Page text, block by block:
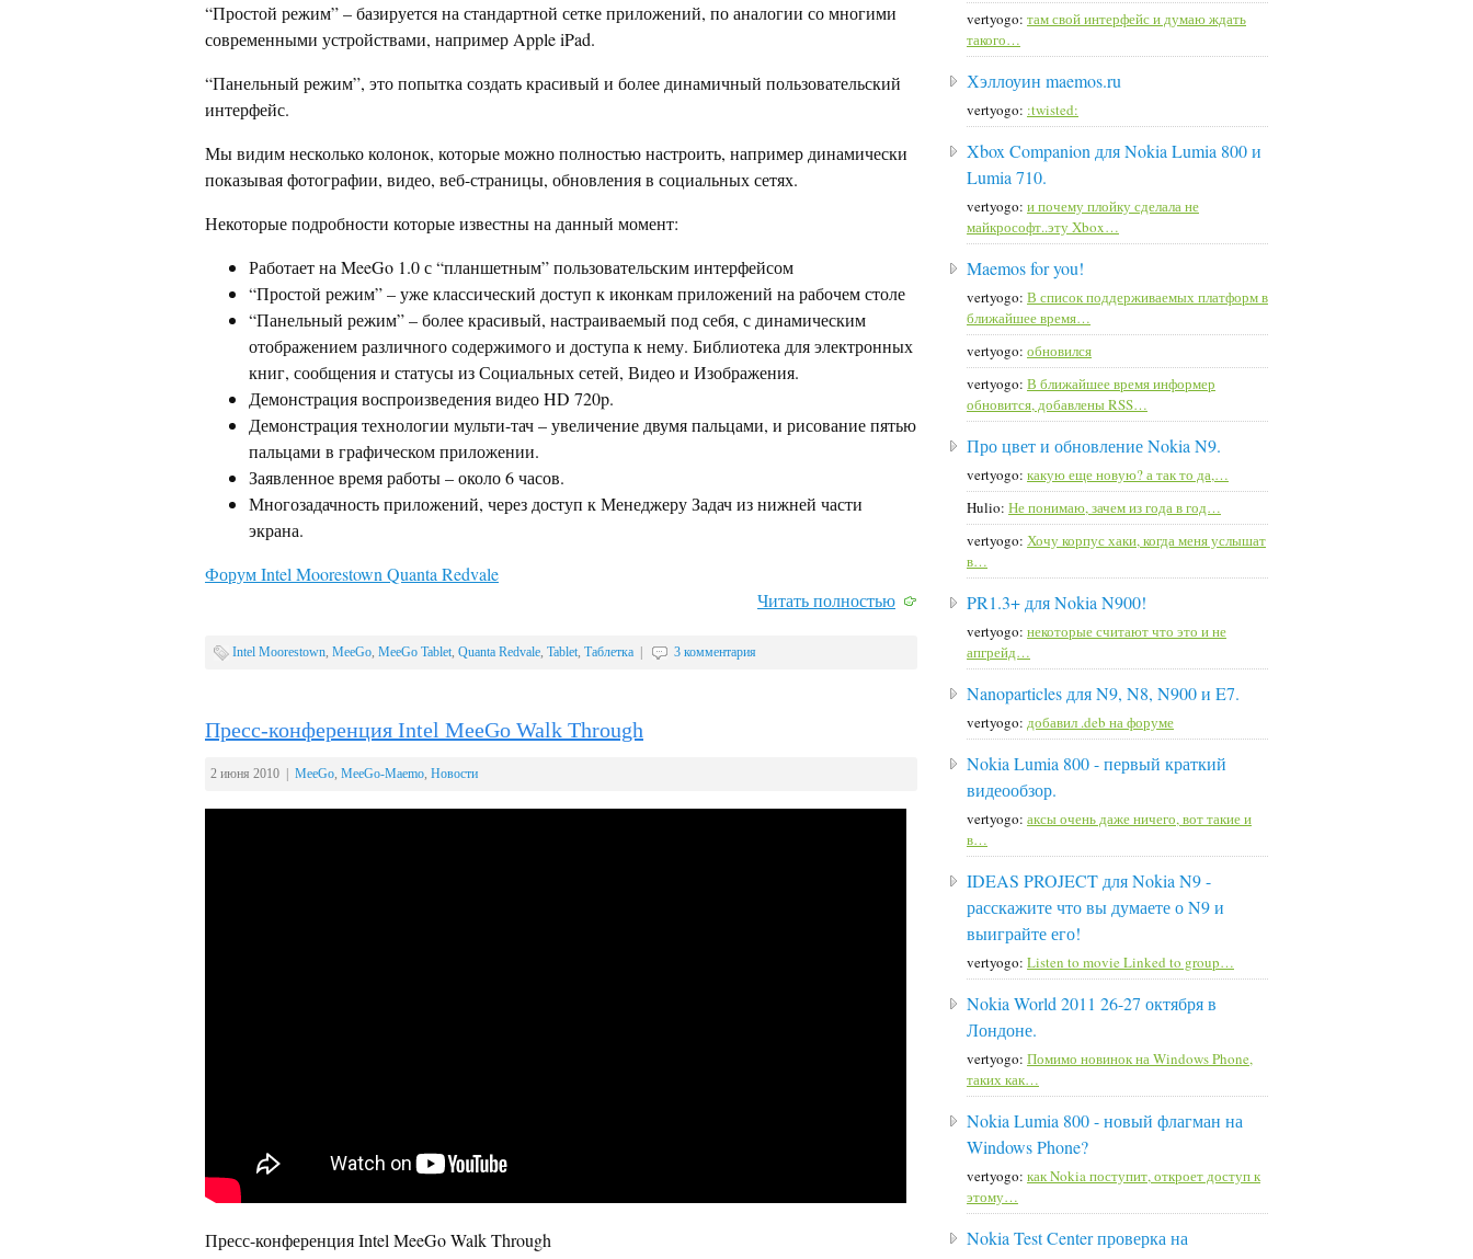
“Простой режим” – базируется на стандартной сетке приложений, по аналогии со многими
современными устройствами, например Apple iPad.
“Панельный режим”, это попытка создать красивый и более динамичный пользовательский
интерфейс.
Мы видим несколько колонок, которые можно полностью настроить, например динамически
показывая фотографии, видео, веб-страницы, обновления в социальных сетях.
Некоторые подробности которые известны на данный момент:
Работает на MeeGo 1.0 с “планшетным” пользовательским интерфейсом
“Простой режим” – уже классический доступ к иконкам приложений на рабочем столе
“Панельный режим” – более красивый, настраиваемый под себя, с динамическим
отображением различного содержимого и доступа к нему. Библиотека для электронных
книг, сообщения и статусы из Социальных сетей, Видео и Изображения.
Демонстрация воспроизведения видео HD 720p.
Демонстрация технологии мульти-тач – увеличение двумя пальцами, и рисование пятью
пальцами в графическом приложении.
Заявленное время работы – около 6 часов.
Многозадачность приложений, через доступ к Менеджеру Задач из нижней части
экрана.
Форум Intel Moorestown Quanta Redvale
Читать полностью
Intel Moorestown, MeeGo, MeeGo Tablet, Quanta Redvale, Tablet, Таблетка 3 комментария
Пресс-конференция Intel MeeGo Walk Through
2 июня 2010 | MeeGo, MeeGo-Maemo, Новости
Пресс-конференция Intel MeeGo Walk Through
vertyogo: там свой интерфейс и думаю ждать
такого…
Хэллоуин maemos.ru
vertyogo: :twisted:
Xbox Companion для Nokia Lumia 800 и
Lumia 710.
vertyogo: и почему плойку сделала не
майкрософт..эту Xbox…
Maemos for you!
vertyogo: В список поддерживаемых платформ в
ближайшее время…
vertyogo: обновился
vertyogo: В ближайшее время информер
обновится, добавлены RSS…
Про цвет и обновление Nokia N9.
vertyogo: какую еще новую? а так то да,…
Hulio: Не понимаю, зачем из года в год…
vertyogo: Хочу корпус хаки, когда меня услышат
в…
PR1.3+ для Nokia N900!
vertyogo: некоторые считают что это и не
апгрейд…
Nanoparticles для N9, N8, N900 и E7.
vertyogo: добавил .deb на форуме
Nokia Lumia 800 - первый краткий
видеообзор.
vertyogo: аксы очень даже ничего, вот такие и
в…
IDEAS PROJECT для Nokia N9 -
расскажите что вы думаете о N9 и
выиграйте его!
vertyogo: Listen to movie Linked to group…
Nokia World 2011 26-27 октября в
Лондоне.
vertyogo: Помимо новинок на Windows Phone,
таких как…
Nokia Lumia 800 - новый флагман на
Windows Phone?
vertyogo: как Nokia поступит, откроет доступ к
этому…
Nokia Test Center проверка на